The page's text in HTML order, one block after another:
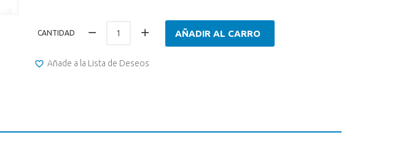
CANTIDAD AÑADIR AL CARRO
Añade a la Lista de Deseos